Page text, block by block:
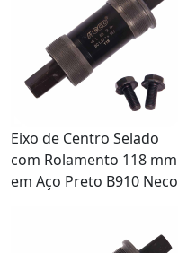
Eixo de Centro Selado
com Rolamento 118 mm
em Aço Preto B910 Neco